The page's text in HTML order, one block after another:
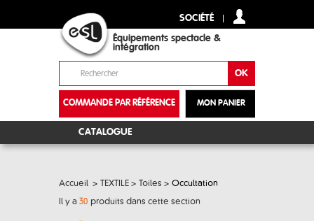
SOCIÉTÉ
Équipements spectacle &
intégration
MON PANIER
COMMANDE PAR RÉFÉRENCE
CATALOGUE
Accueil > TEXTILE > Toiles > Occultation
Il y a 30 produits dans cette section